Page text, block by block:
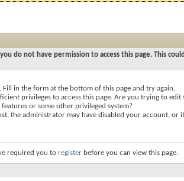
do not have permission to access this page. This
Fill in the form at the bottom of this page and try again.
privileges to access this page. Are you trying to edit
or some other privileged system?
the administrator may have disabled your account, or
required you to registerbefore you can view this page.